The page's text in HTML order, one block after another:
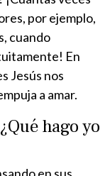
por ejemplo,
cuando
En
Jesús nos
a amar.
hago yo
en sus